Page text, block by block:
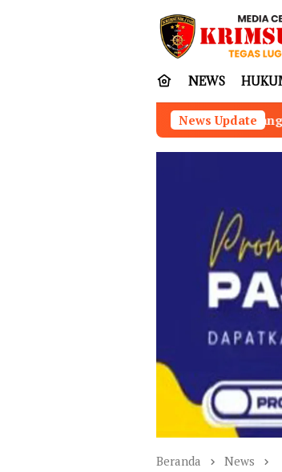
NEWS
News Update
PT LBP Ganggu Kesehatan Warga
Beranda News